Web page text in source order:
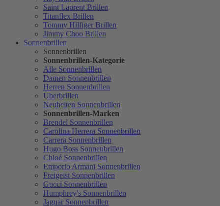
Saint Laurent Brillen
Titanflex Brillen
Tommy Hilfiger Brillen
Jimmy Choo Brillen
Sonnenbrillen
Sonnenbrillen
Sonnenbrillen-Kategorie
Alle Sonnenbrillen
Damen Sonnenbrillen
Herren Sonnenbrillen
Überbrillen
Neuheiten Sonnenbrillen
Sonnenbrillen-Marken
Brendel Sonnenbrillen
Carolina Herrera Sonnenbrillen
Carrera Sonnenbrillen
Hugo Boss Sonnenbrillen
Chloé Sonnenbrillen
Emporio Armani Sonnenbrillen
Freigeist Sonnenbrillen
Gucci Sonnenbrillen
Humphrey's Sonnenbrillen
Jaguar Sonnenbrillen